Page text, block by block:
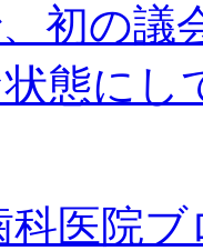
初の議
態に
科医院ブ